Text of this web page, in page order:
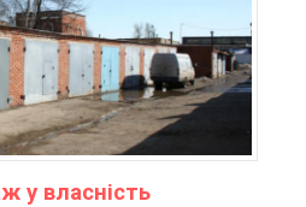
у власність